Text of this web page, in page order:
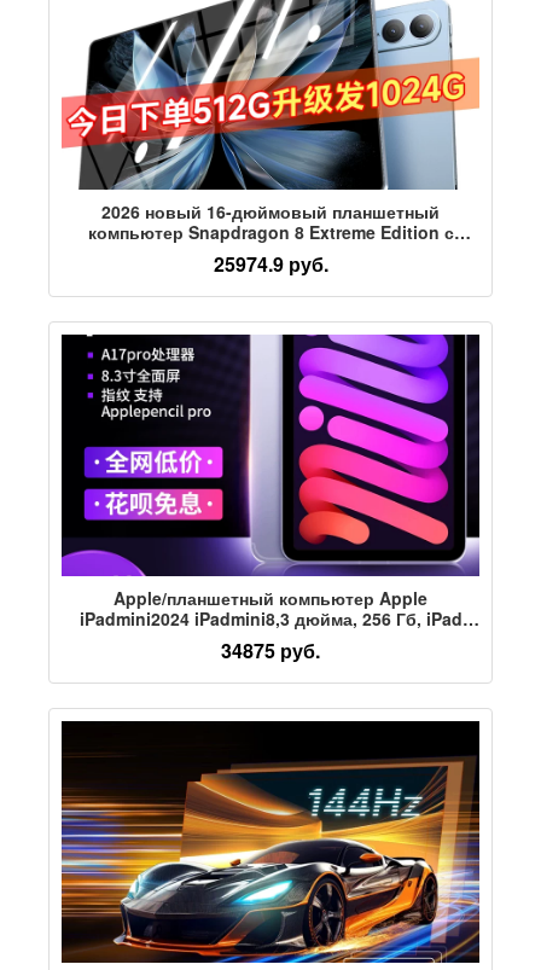
2026 новый 16-дюймовый планшетный
компьютер Snapdragon 8 Extreme Edition с
процессором пятого поколения, 4K защита глаз,
полный экран, 5G
25974.9 руб.
Apple/планшетный компьютер Apple
iPadmini2024 iPadmini8,3 дюйма, 256 Гб, iPad
mini6/5
34875 руб.